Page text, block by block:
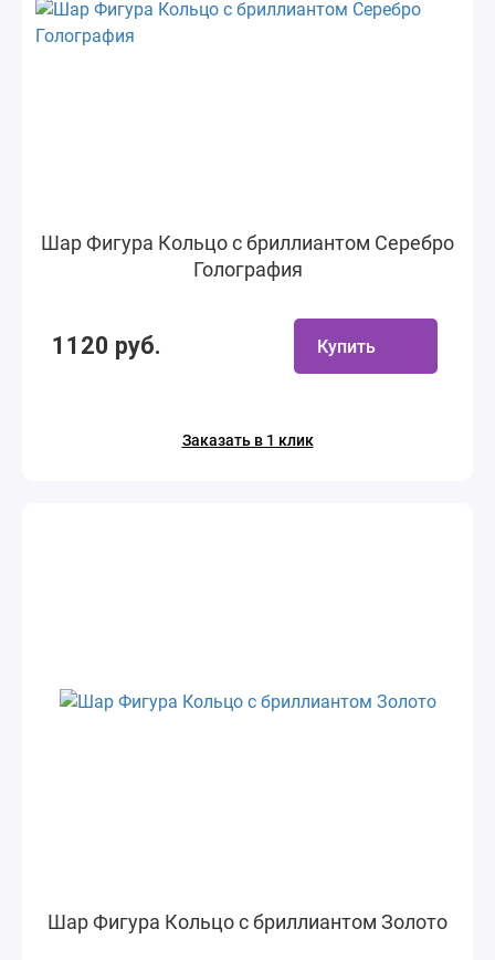
Шар Фигура Кольцо с бриллиантом Серебро
Голография
1120 руб. Купить
Заказать в 1 клик
Шар Фигура Кольцо с бриллиантом Золото